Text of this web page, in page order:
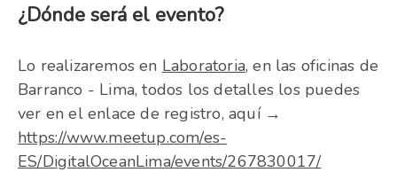
¿Dónde será el evento?
Lo realizaremos en Laboratoria, en las oficinas de
Barranco - Lima, todos los detalles los puedes
ver en el enlace de registro, aquí →
https://www.meetup.com/es-
ES/DigitalOceanLima/events/267830017/